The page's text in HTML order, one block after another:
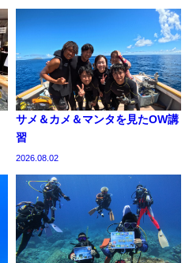
サメ＆カメ＆マンタを見たOW講
習
2026.08.02